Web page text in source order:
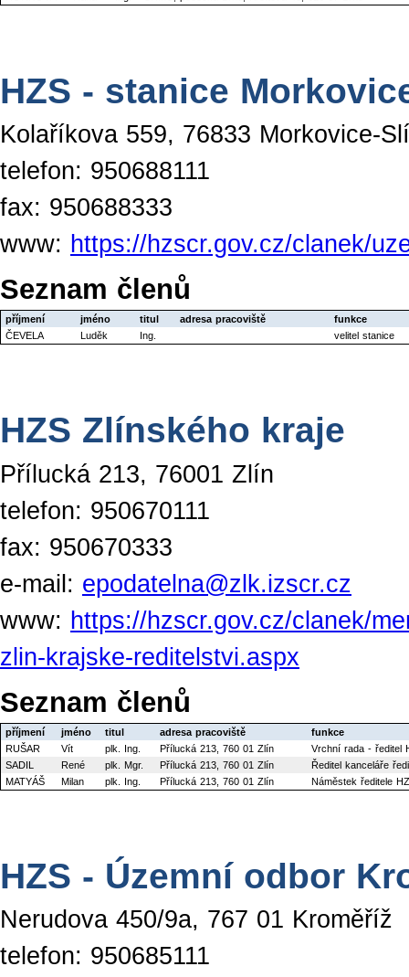
HZS - stanice
Kolaříkova 559, 76833 Morkovice-
telefon: 950688111
fax: 950688333
www: https://hzscr.gov.cz/clanek/
Seznam členů
příjmení jméno titul adresa pracoviště
funkce
ČEVELA
Luděk Ing. velitel stanice
HZS Zlínského kraje
Přílucká 213, 76001 Zlín
telefon: 950670111
fax: 950670333
e-mail: epodatelna@zlk.izscr.cz
www: https://hzscr.gov.cz/clanek/
zlin-krajske-reditelstvi.aspx
Seznam členů
příjmení jméno titul adresa pracoviště
funkce
RUŠAR
Vít plk. Ing. Přílucká 213, 760 01 Zlín
Vrchní rada - ředitel
SADIL
René plk. Mgr. Přílucká 213, 760 01 Zlín
Ředitel kanceláře
MATYÁŠ
Milan plk. Ing. Přílucká 213, 760 01 Zlín Náměstek ředitele
HZS - Územní odbor
Nerudova 450/9a, 767 01 Kroměříž
telefon: 950685111